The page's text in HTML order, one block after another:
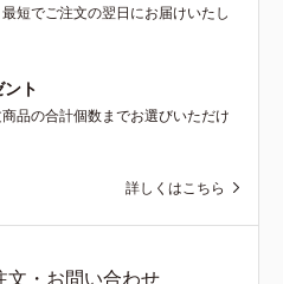
短でご注文の翌日にお届けいたし
ト
品の合計個数までお選びいただけ
詳しくはこちら
文・お問い合わせ